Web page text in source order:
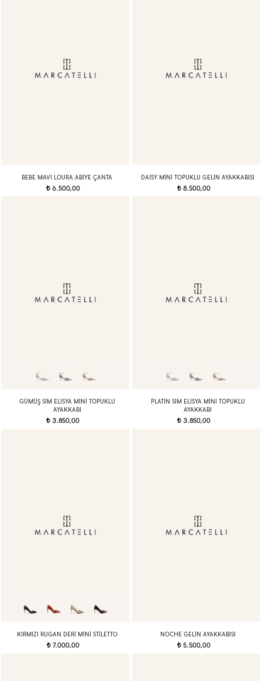
BEBE MAVI LOURA ABIYE ÇANTA
t6.500,00
DAISY MINI TOPUKLU GELIN AYAKKABISI
t8.500,00
GÜMÜŞ SIM ELISYA MINI TOPUKLU
AYAKKABI
t 3.850,00
PLATIN SIM ELISYA MINI TOPUKLU
AYAKKABI
t3.850,00
KIRMIZI RUGAN DERI MINI STILETTO
t7.000,00
NOCHE GELIN AYAKKABISI
t5.500,00